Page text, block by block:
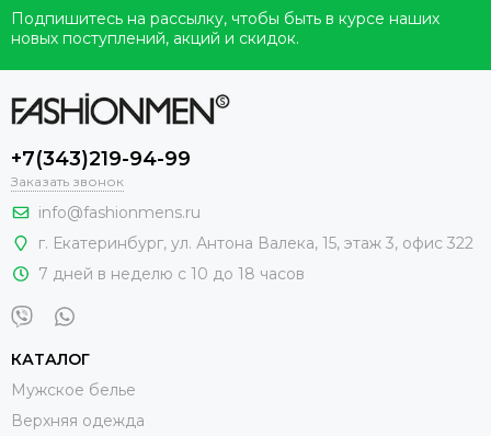
Подпишитесь на рассылку, чтобы быть в курсе наших
новых поступлений, акций и скидок.
+7(343)219-94-99
Заказать звонок
info@fashionmens.ru
г. Екатеринбург, ул. Антона Валека, 15, этаж 3, офис 322
7 дней в неделю с 10 до 18 часов
КАТАЛОГ
Мужское белье
Верхняя одежда